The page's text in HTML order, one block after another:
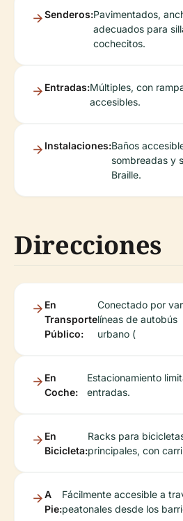
Senderos:Pavimentados,
adecuados para
cochecitos.
Entradas:Múltiples, con
accesibles.
Instalaciones:Baños
sombreadas y
Braille.
Direcciones
En
Transporte
Público:
Conectado por
líneas de autobús
urbano (
En
Coche:
Estacionamiento
entradas.
En
Bicicleta:
Racks para
principales, con
A
Pie:
Fácilmente accesible a
peatonales desde los